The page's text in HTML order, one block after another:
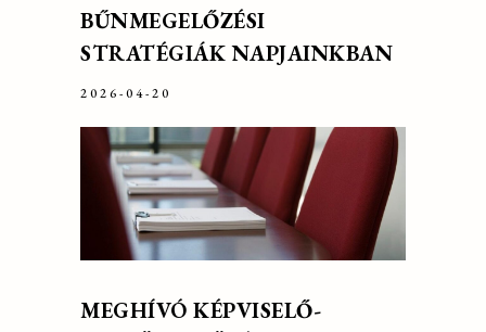
BŰNMEGELŐZÉSI
STRATÉGIÁK NAPJAINKBAN
2026-04-20
MEGHÍVÓ KÉPVISELŐ-